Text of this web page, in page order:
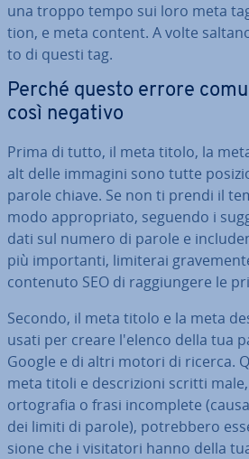
una troppo tempo sui loro meta
tion, e meta content. A volte
to di questi tag.
Perché questo errore
così negativo
Prima di tutto, il meta titolo, la
alt delle immagini sono tutte
parole chiave. Se non ti prendi il
modo ap­pro­pria­to, seguendo i
da­ti sul numero di parole e
più im­por­tan­ti, limiterai
contenuto SEO di rag­giun­ge­re le
Secondo, il meta titolo e la meta
usati per creare l'elenco della tua
Google e di altri motori di ricerca.
meta titoli e de­scri­zio­ni scritti
or­to­gra­fia o frasi in­com­ple­te
dei limiti di parole), po­treb­be­ro
sio­ne che i vi­si­ta­to­ri hanno della